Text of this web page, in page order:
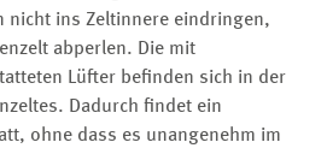
nicht ins Zeltinnere eindringen,
abperlen. Die mit
Lüfter befinden sich in der
Dadurch findet ein
ohne dass es unangenehm im